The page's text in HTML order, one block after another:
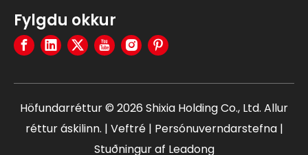
Fylgdu okkur
Höfundarréttur © 2026 Shixia Holding Co., Ltd. Allur
réttur áskilinn. | Veftré| Persónuverndarstefna |
Stuðningur af Leadong